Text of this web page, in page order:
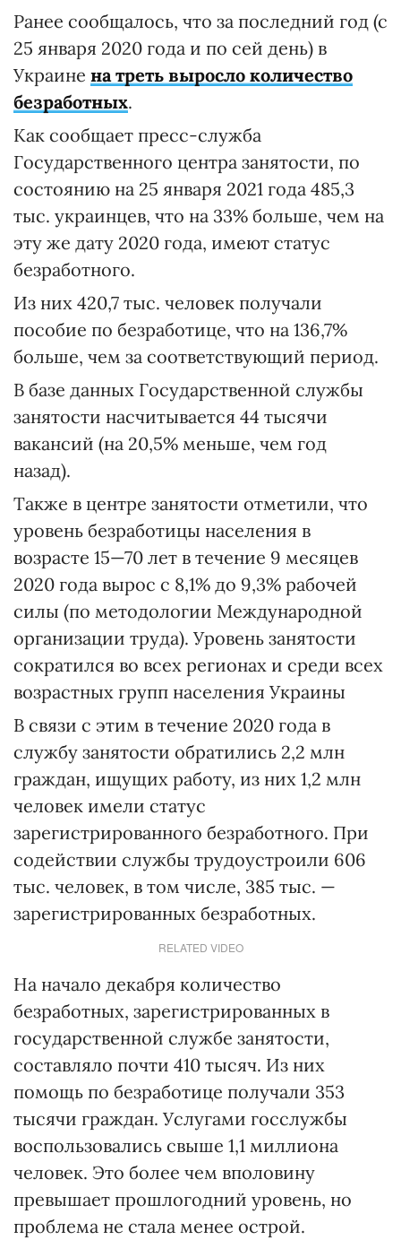
Ранее сообщалось, что за последний год (с
25 января 2020 года и по сей день) в
Украине на треть выросло количество
безработных.
Как сообщает пресс-служба
Государственного центра занятости, по
состоянию на 25 января 2021 года 485,3
тыс. украинцев, что на 33% больше, чем на
эту же дату 2020 года, имеют статус
безработного.
Из них 420,7 тыс. человек получали
пособие по безработице, что на 136,7%
больше, чем за соответствующий период.
В базе данных Государственной службы
занятости насчитывается 44 тысячи
вакансий (на 20,5% меньше, чем год
назад).
Также в центре занятости отметили, что
уровень безработицы населения в
возрасте 15—70 лет в течение 9 месяцев
2020 года вырос с 8,1% до 9,3% рабочей
силы (по методологии Международной
организации труда). Уровень занятости
сократился во всех регионах и среди всех
возрастных групп населения Украины
В связи с этим в течение 2020 года в
службу занятости обратились 2,2 млн
граждан, ищущих работу, из них 1,2 млн
человек имели статус
зарегистрированного безработного. При
содействии службы трудоустроили 606
тыс. человек, в том числе, 385 тыс. —
зарегистрированных безработных.
RELATED VIDEO
На начало декабря количество
безработных, зарегистрированных в
государственной службе занятости,
составляло почти 410 тысяч. Из них
помощь по безработице получали 353
тысячи граждан. Услугами госслужбы
воспользовались свыше 1,1 миллиона
человек. Это более чем вполовину
превышает прошлогодний уровень, но
проблема не стала менее острой.